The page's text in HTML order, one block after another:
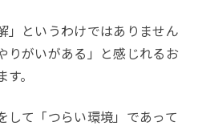
」というわけではありません
りがいがある」と感じれるお
。
して「つらい環境」であって